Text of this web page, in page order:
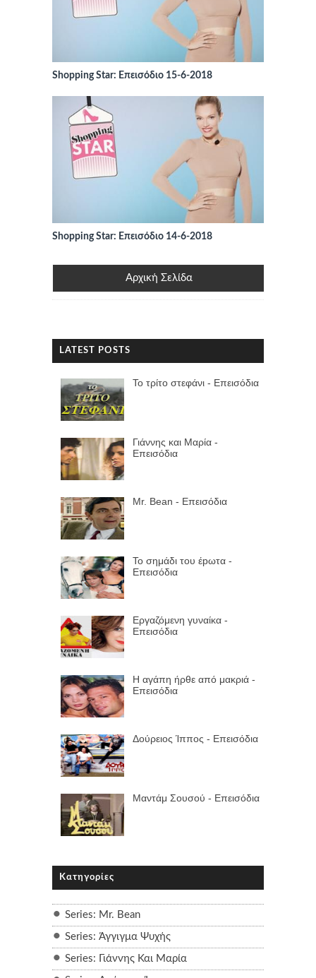
Shopping Star: Επεισόδιο 15-6-2018
Shopping Star: Επεισόδιο 14-6-2018
Αρχική Σελίδα
LATEST POSTS
Το τρίτο στεφάνι - Επεισόδια
Γιάννης και Μαρία -
Επεισόδια
Mr. Bean - Επεισόδια
Το σημάδι του έpωτα -
Επεισόδια
Εργαζόμενη γυναίκα -
Επεισόδια
Η αγάπη ήρθε από μακριά -
Επεισόδια
Δούρειος Ίππος - Επεισόδια
Μαντάμ Σουσού - Επεισόδια
Κατηγορίες
Series: Mr. Bean
Series: Άγγιγμα Ψυχής
Series: Γιάννης Και Μαρία